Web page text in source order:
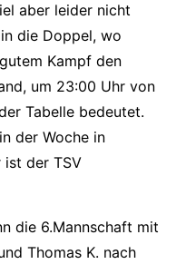
aber leider nicht
die Doppel, wo
Kampf den
um 23:00 Uhr von
Tabelle bedeutet.
der Woche in
ist der TSV
die 6.Mannschaft mit
Thomas K. nach